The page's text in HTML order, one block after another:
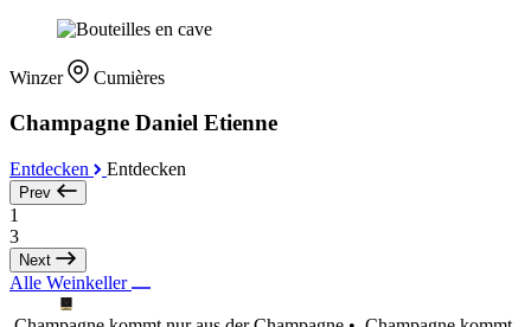
Winzer Cumières
Champagne Daniel Etienne
Entdecken Entdecken
Prev
1
3
Next
Alle Weinkeller